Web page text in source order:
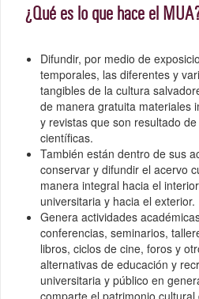
¿Qué es lo que hace el
Difundir, por medio de
temporales, las diferentes y
tangibles de la cultura
de manera gratuita materiales
y revistas que son resultado
científicas.
También están dentro de sus
conservar y difundir el acervo
manera integral hacia el
universitaria y hacia el exterior.
Genera actividades
conferencias, seminarios,
libros, ciclos de cine, foros y
alternativas de educación y
universitaria y público en
comparte el patrimonio cultural